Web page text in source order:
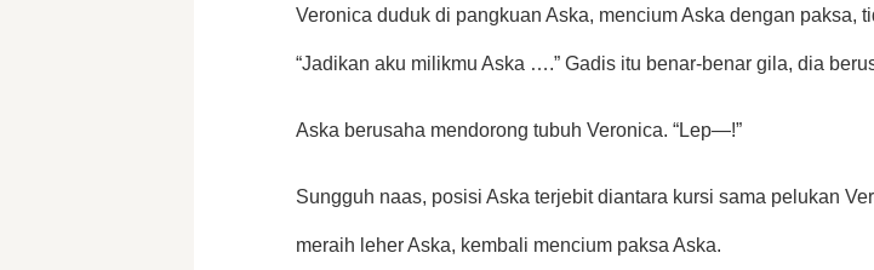
Veronica duduk di pangkuan Aska, mencium Aska dengan paksa,
“Jadikan aku milikmu Aska ….” Gadis itu benar-benar gila, dia
Aska berusaha mendorong tubuh Veronica. “Lep—!”
Sungguh naas, posisi Aska terjebit diantara kursi sama pelukan
meraih leher Aska, kembali mencium paksa Aska.